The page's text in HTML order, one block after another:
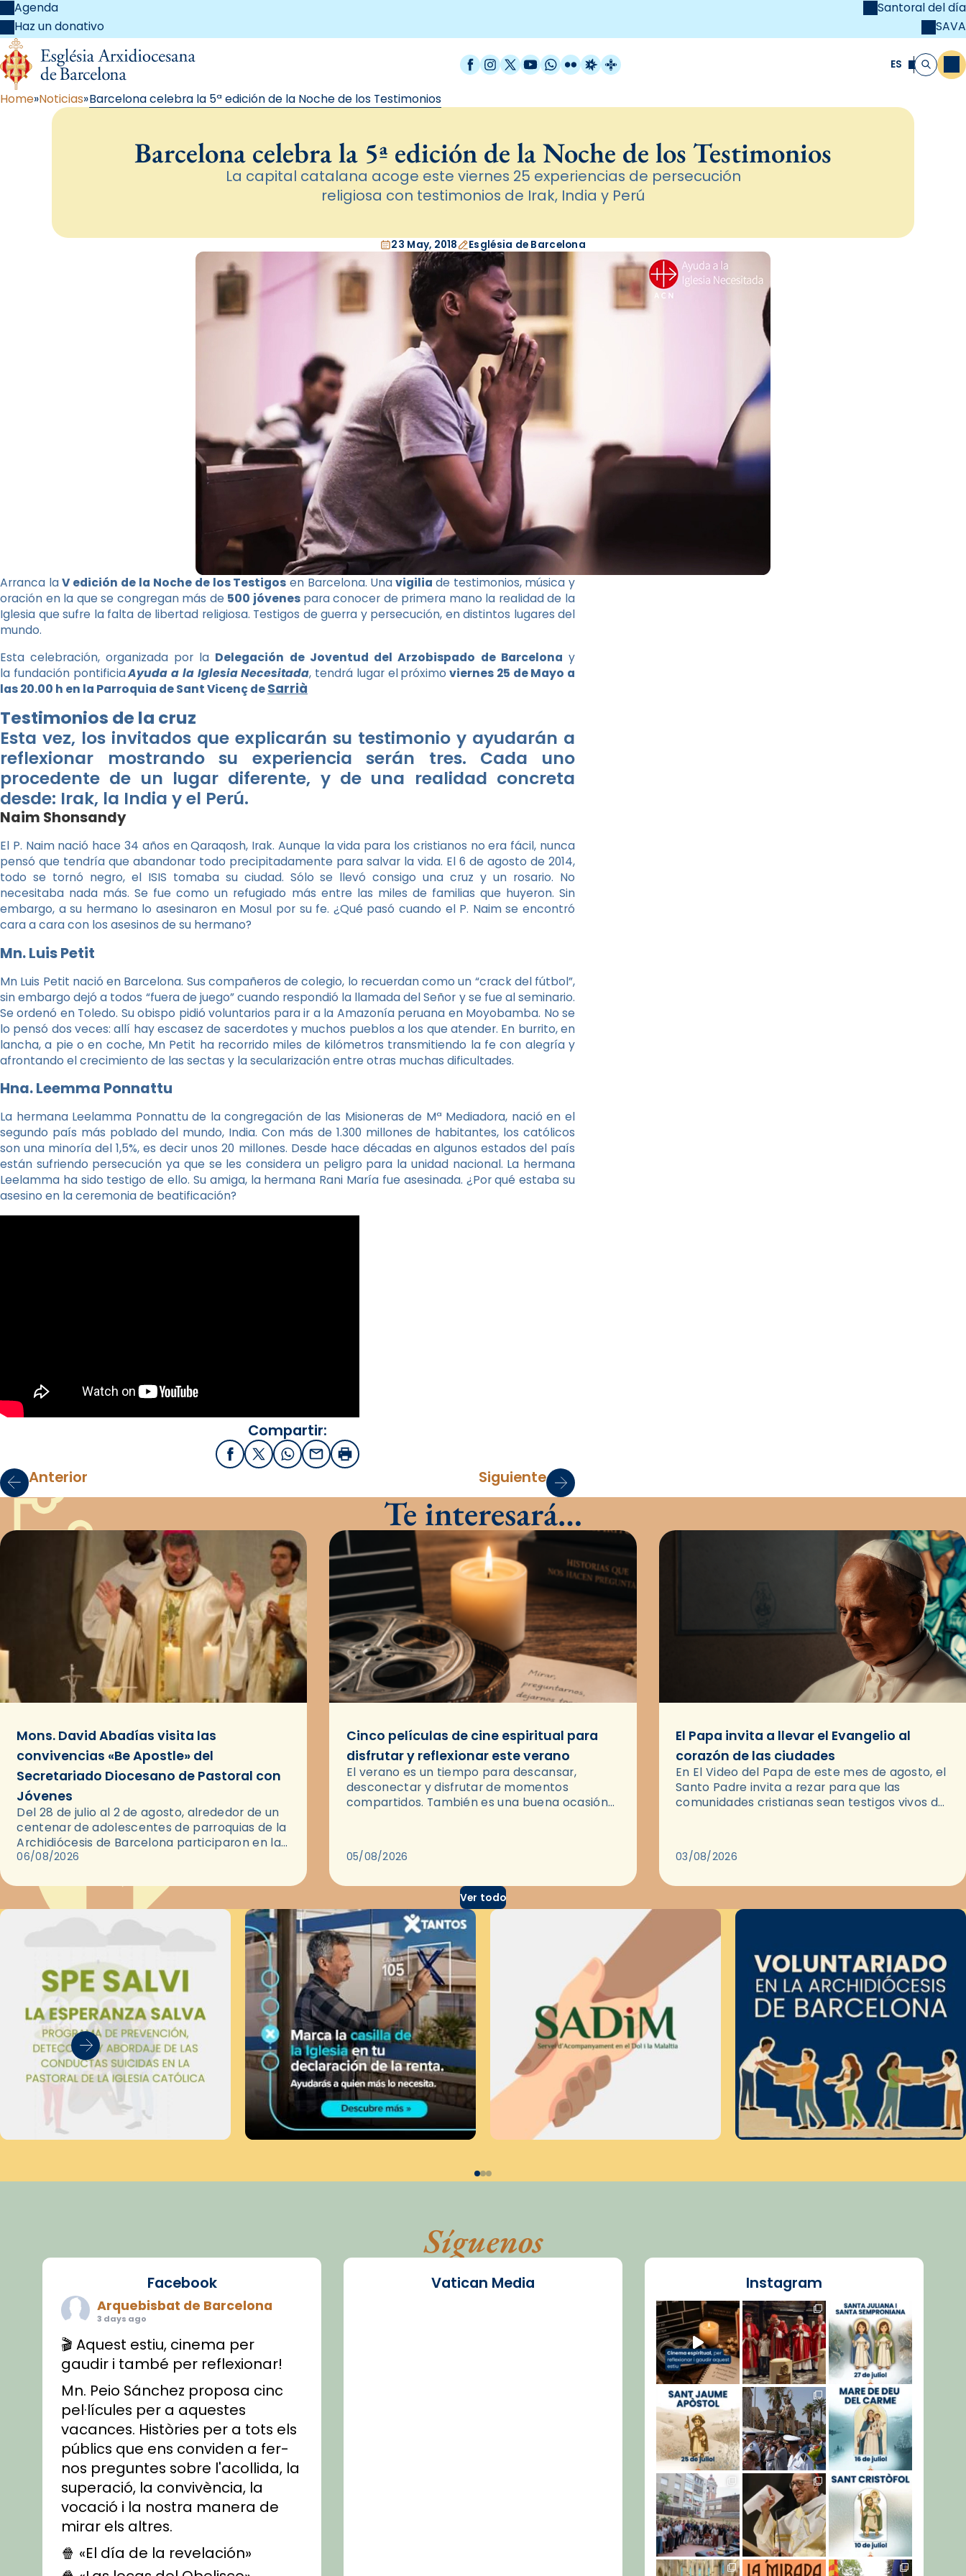
Agenda
Haz un donativo
Santoral del día
SAVA
Facebook
Instagram
X / Twitter
YouTube
WhatsApp
FlickrRadio Estel
Catalunya Cristiana ES Buscar
Home Noticias Barcelona celebra la 5ª edición de la Noche de los Testimonios
Barcelona celebra la 5ª edición de la Noche de los Testimonios
La capital catalana acoge este viernes 25 experiencias de persecución
religiosa con testimonios de Irak, India y Perú
23 May, 2018 Església de Barcelona
Arranca laV edición de la Noche de los Testigos en Barcelona. Unavigilia de testimonios, música y
oración en la que se congregan más de 500 jóvenes para conocer de primera mano la realidad de la
Iglesia que sufre la falta de libertad religiosa. Testigos de guerra y persecución, en distintos lugares del
mundo.
Esta celebración, organizada por la Delegación de Joventud del Arzobispado de Barcelona y
la fundación pontificiaAyuda a la Iglesia Necesitada, tendrá lugar el próximo viernes 25 de Mayo a
las 20.00 h en la Parroquia de Sant Vicenç deSarrià
Testimonios de la cruz
Esta vez, los invitados que explicarán su testimonio y ayudarán a
reflexionar mostrando su experiencia serán tres. Cada uno
procedente de un lugar diferente, y de una realidad concreta
desde: Irak, la India y el Perú.
Naim Shonsandy
El P. Naim nació hace 34 años en Qaraqosh, Irak. Aunque la vida para los cristianos no era fácil, nunca
pensó que tendría que abandonar todo precipitadamente para salvar la vida. El 6 de agosto de 2014,
todo se tornó negro, el ISIS tomaba su ciudad. Sólo se llevó consigo una cruz y un rosario. No
necesitaba nada más. Se fue como un refugiado más entre las miles de familias que huyeron. Sin
embargo, a su hermano lo asesinaron en Mosul por su fe. ¿Qué pasó cuando el P. Naim se encontró
cara a cara con los asesinos de su hermano?
Mn. Luis Petit
Mn Luis Petit nació en Barcelona. Sus compañeros de colegio, lo recuerdan como un “crack del fútbol”,
sin embargo dejó a todos “fuera de juego” cuando respondió la llamada del Señor y se fue al seminario.
Se ordenó en Toledo. Su obispo pidió voluntarios para ir a la Amazonía peruana en Moyobamba. No se
lo pensó dos veces: allí hay escasez de sacerdotes y muchos pueblos a los que atender. En burrito, en
lancha, a pie o en coche, Mn Petit ha recorrido miles de kilómetros transmitiendo la fe con alegría y
afrontando el crecimiento de las sectas y la secularización entre otras muchas dificultades.
Hna. Leemma Ponnattu
La hermana Leelamma Ponnattu de la congregación de las Misioneras de Mª Mediadora, nació en el
segundo país más poblado del mundo, India. Con más de 1.300 millones de habitantes, los católicos
son una minoría del 1,5%, es decir unos 20 millones. Desde hace décadas en algunos estados del país
están sufriendo persecución ya que se les considera un peligro para la unidad nacional. La hermana
Leelamma ha sido testigo de ello. Su amiga, la hermana Rani María fue asesinada. ¿Por qué estaba su
asesino en la ceremonia de beatificación?
Compartir:
FacebookX / Twitter
WhatsApp
EmailImprimir
Anterior Siguiente
Te interesará…
Mons. David Abadías visita las
convivencias «Be Apostle» del
Secretariado Diocesano de Pastoral con
Jóvenes
Del 28 de julio al 2 de agosto, alrededor de un
centenar de adolescentes de parroquias de la
Archidiócesis de Barcelona participaron en las
convivencias Be Apostle, organizadas por el
06/08/2026
Cinco películas de cine espiritual para
disfrutar y reflexionar este verano
El verano es un tiempo para descansar,
desconectar y disfrutar de momentos
compartidos. También es una buena ocasión
05/08/2026
El Papa invita a llevar el Evangelio al
corazón de las ciudades
En El Video del Papa de este mes de agosto, el
Santo Padre invita a rezar para que las
comunidades cristianas sean testigos vivos del
03/08/2026
Ver todo
Síguenos
Facebook
Arquebisbat de Barcelona
3 days ago
🎬 Aquest estiu, cinema per
gaudir i també per reflexionar!
Mn. Peio Sánchez proposa cinc
pel·lícules per a aquestes
vacances. Històries per a tots els
públics que ens conviden a fer-
nos preguntes sobre l'acollida, la
superació, la convivència, la
vocació i la nostra manera de
mirar els altres.
🍿 «El día de la revelación»
Vatican Media Instagram